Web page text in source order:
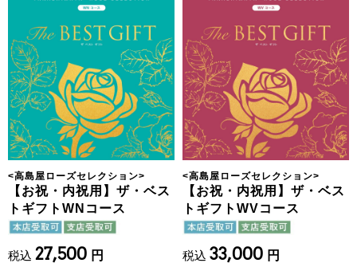
<高島屋ローズセレクション>
【お祝・内祝用】ザ・ベス
トギフトWNコース
税込 27,500 円
<高島屋ローズセレクション>
【お祝・内祝用】ザ・ベス
トギフトWVコース
税込 33,000 円